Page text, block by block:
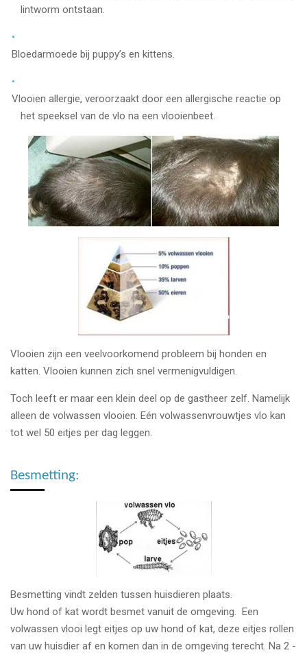
lintworm ontstaan.
Bloedarmoede bij puppy’s en kittens.
Vlooien allergie, veroorzaakt door een allergische reactie op
het speeksel van de vlo na een vlooienbeet.
Vlooien zijn een veelvoorkomend probleem bij honden en
katten. Vlooien kunnen zich snel vermenigvuldigen.
Toch leeft er maar een klein deel op de gastheer zelf. Namelijk
alleen de volwassen vlooien. Eén volwassenvrouwtjes vlo kan
tot wel 50 eitjes per dag leggen.
Besmetting:
Besmetting vindt zelden tussen huisdieren plaats.
Uw hond of kat wordt besmet vanuit de omgeving. Een
volwassen vlooi legt eitjes op uw hond of kat, deze eitjes rollen
van uw huisdier af en komen dan in de omgeving terecht. Na 2 -